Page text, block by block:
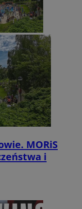
MORiS
i